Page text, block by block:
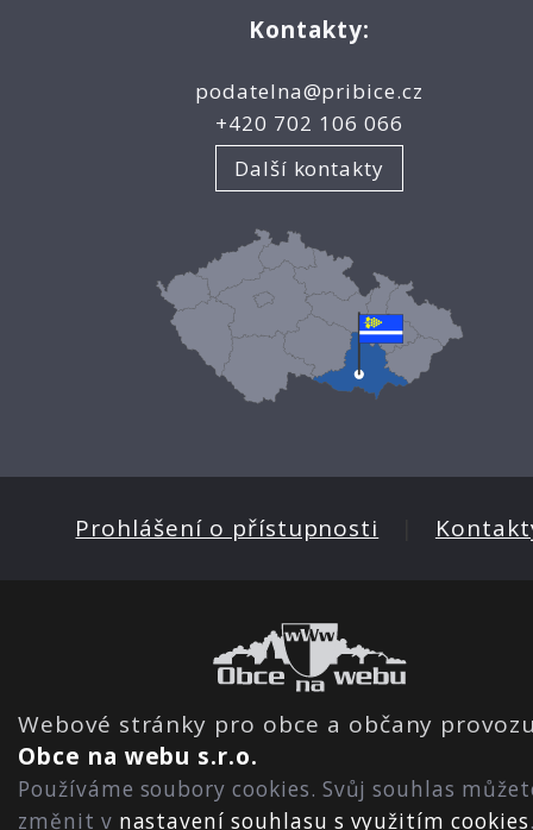
Kontakty:
podatelna@pribice.cz
+420 702 106 066
Další kontakty
Prohlášení o přístupnosti
Webové stránky pro obce a občany
Obce na webu s.r.o.
Používáme soubory cookies. Svůj souhlas
změnit v nastavení souhlasu s využitím cookies